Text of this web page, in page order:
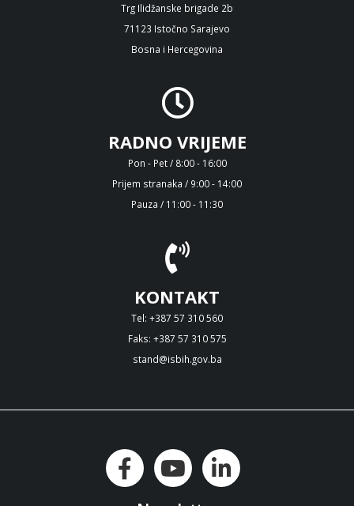
Trg Ilidžanske brigade 2b
71123 Istočno Sarajevo
Bosna i Hercegovina
RADNO VRIJEME
Pon - Pet / 8:00 - 16:00
Prijem stranaka / 9:00 - 14:00
Pauza / 11:00 - 11:30
KONTAKT
Tel: +387 57 310 560
Faks: +387 57 310 575
stand@isbih.gov.ba